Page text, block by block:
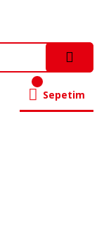
Sepetim